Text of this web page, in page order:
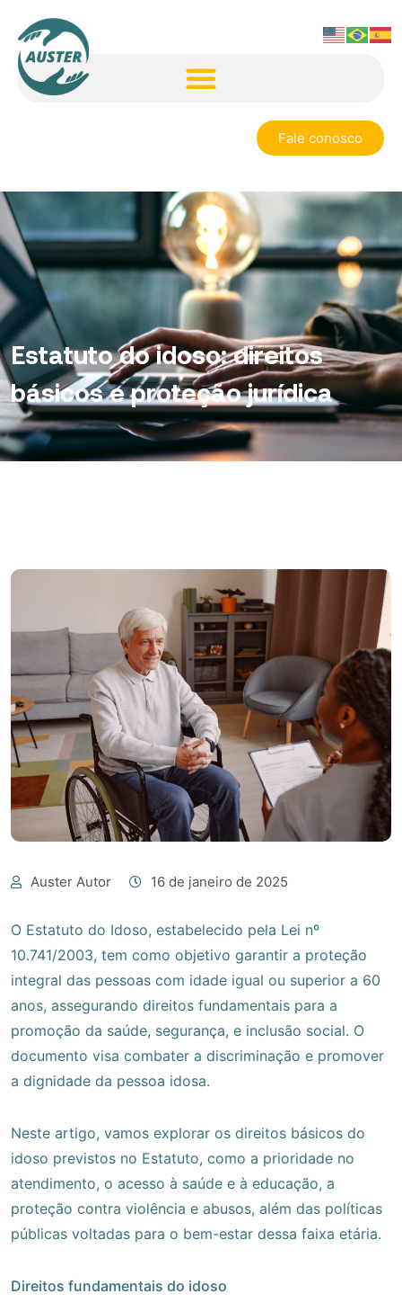
Fale conosco
Estatuto do idoso: direitos
básicos e proteção jurídica
Auster Autor 16 de janeiro de 2025
O Estatuto do Idoso, estabelecido pela Lei nº
10.741/2003, tem como objetivo garantir a proteção
integral das pessoas com idade igual ou superior a 60
anos, assegurando direitos fundamentais para a
promoção da saúde, segurança, e inclusão social. O
documento visa combater a discriminação e promover
a dignidade da pessoa idosa.
Neste artigo, vamos explorar os direitos básicos do
idoso previstos no Estatuto, como a prioridade no
atendimento, o acesso à saúde e à educação, a
proteção contra violência e abusos, além das políticas
públicas voltadas para o bem-estar dessa faixa etária.
Direitos fundamentais do idoso